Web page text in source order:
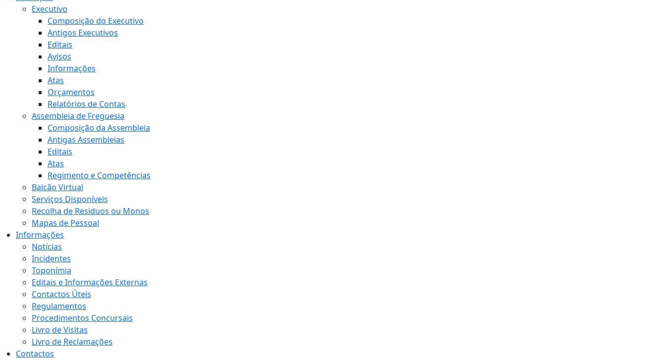
Executivo
Composição do Executivo
Antigos Executivos
Editais
Avisos
Informações
Atas
Orçamentos
Relatórios de Contas
Assembleia de Freguesia
Composição da Assembleia
Antigas Assembleias
Editais
Atas
Regimento e Competências
Balcão Virtual
Serviços Disponíveis
Recolha de Residuos ou Monos
Mapas de Pessoal
Informações
Notícias
Incidentes
Toponímia
Editais e Informações Externas
Contactos Úteis
Regulamentos
Procedimentos Concursais
Livro de Visitas
Livro de Reclamações
Contactos